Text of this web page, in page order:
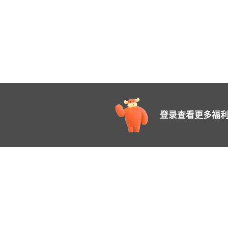
登录查看更多福